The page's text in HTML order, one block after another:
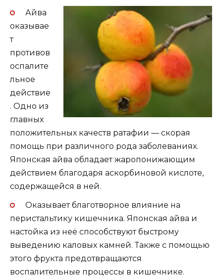
Айва
оказывае
т
противов
оспалите
льное
действие
. Одно из
главных
положительных качеств ратафии — скорая
помощь при различного рода заболеваниях.
Японская айва обладает жаропонижающим
действием благодаря аскорбиновой кислоте,
содержащейся в ней.
Оказывает благотворное влияние на
перистальтику кишечника. Японская айва и
настойка из неё способствуют быстрому
выведению каловых камней. Также с помощью
этого фрукта предотвращаются
воспалительные процессы в кишечнике.